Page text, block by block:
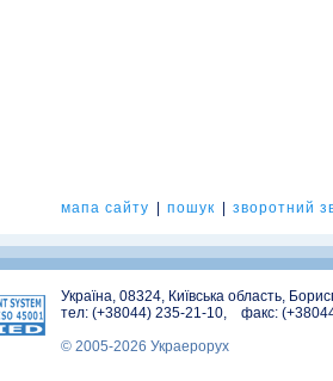
мапа сайту пошук зворотний
Україна, 08324, Київська область,
тел: (+38044) 235-21-10, факс:
© 2005-2026 Украерорух